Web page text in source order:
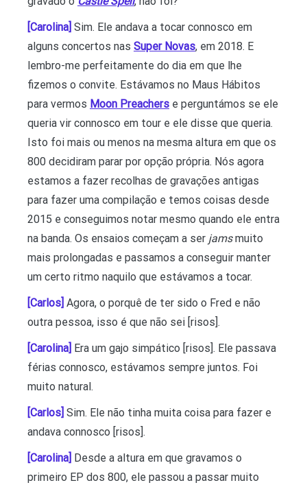
[Carolina] Sim. Ele andava a tocar connosco em
alguns concertos nas Super Novas, em 2018. E
lembro-me perfeitamente do dia em que lhe
fizemos o convite. Estávamos no Maus Hábitos
para vermos Moon Preachers e perguntámos se ele
queria vir connosco em tour e ele disse que queria.
Isto foi mais ou menos na mesma altura em que os
800 decidiram parar por opção própria. Nós agora
estamos a fazer recolhas de gravações antigas
para fazer uma compilação e temos coisas desde
2015 e conseguimos notar mesmo quando ele entra
na banda. Os ensaios começam a ser jamsmuito
mais prolongadas e passamos a conseguir manter
um certo ritmo naquilo que estávamos a tocar.
[Carlos] Agora, o porquê de ter sido o Fred e não
outra pessoa, isso é que não sei [risos].
[Carolina] Era um gajo simpático [risos]. Ele passava
férias connosco, estávamos sempre juntos. Foi
muito natural.
[Carlos] Sim. Ele não tinha muita coisa para fazer e
andava connosco [risos].
[Carolina] Desde a altura em que gravamos o
primeiro EP dos 800, ele passou a passar muito